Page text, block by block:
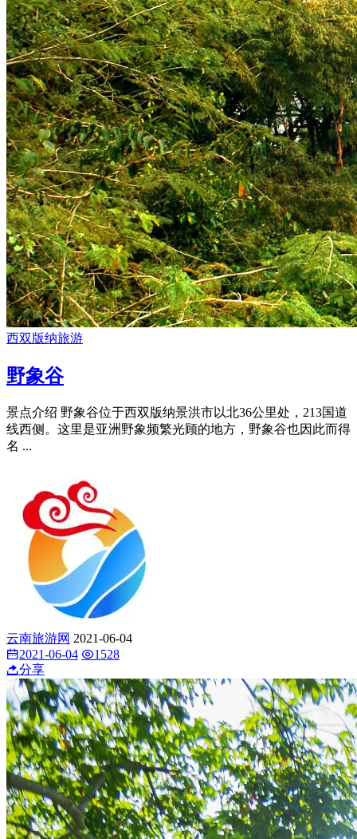
西双版纳旅游
野象谷
景点介绍 野象谷位于西双版纳景洪市以北36公里处，213国道
线西侧。这里是亚洲野象频繁光顾的地方，野象谷也因此而得
名 ...
云南旅游网 2021-06-04
2021-06-04
1528
分享